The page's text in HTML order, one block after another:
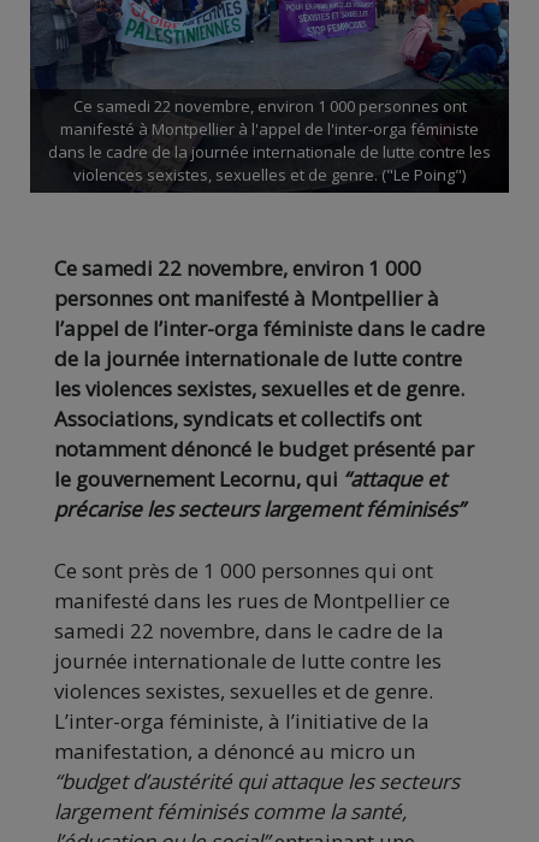
Ce samedi 22 novembre, environ 1 000 personnes ont
manifesté à Montpellier à l'appel de l'inter-orga féministe
dans le cadre de la journée internationale de lutte contre les
violences sexistes, sexuelles et de genre. ("Le Poing")
Ce samedi 22 novembre, environ 1 000
personnes ont manifesté à Montpellier à
l’appel de l’inter-orga féministe dans le cadre
de la journée internationale de lutte contre
les violences sexistes, sexuelles et de genre.
Associations, syndicats et collectifs ont
notamment dénoncé le budget présenté par
le gouvernement Lecornu, qui “attaque et
précarise les secteurs largement féminisés”
Ce sont près de 1 000 personnes qui ont
manifesté dans les rues de Montpellier ce
samedi 22 novembre, dans le cadre de la
journée internationale de lutte contre les
violences sexistes, sexuelles et de genre.
L’inter-orga féministe, à l’initiative de la
manifestation, a dénoncé au micro un
“budget d’austérité qui attaque les secteurs
largement féminisés comme la santé,